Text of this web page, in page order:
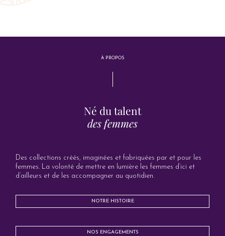
À PROPOS
Né du talent
des femmes
Des collections créés, imaginées et fabriquées par et pour les
femmes. La volonté de mettre en lumière les femmes d’ici et
d’ailleurs et de les accompagner au quotidien.
NOTRE HISTOIRE
NOS ENGAGEMENTS